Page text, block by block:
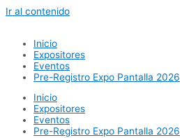
Ir al contenido
Inicio
Expositores
Eventos
Pre-Registro Expo Pantalla 2026
Inicio
Expositores
Eventos
Pre-Registro Expo Pantalla 2026